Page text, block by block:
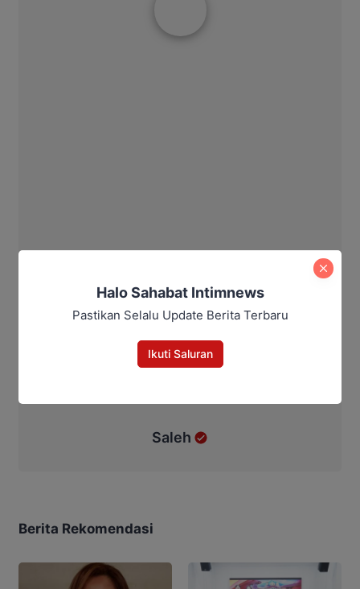
Saleh
Berita Rekomendasi
Halo Sahabat Intimnews
Pastikan Selalu Update Berita Terbaru
Ikuti Saluran